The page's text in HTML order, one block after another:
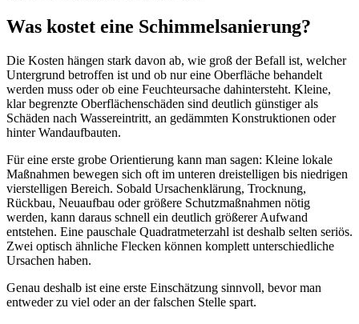
Was kostet eine Schimmelsanierung?
Die Kosten hängen stark davon ab, wie groß der Befall ist, welcher
Untergrund betroffen ist und ob nur eine Oberfläche behandelt
werden muss oder ob eine Feuchteursache dahintersteht. Kleine,
klar begrenzte Oberflächenschäden sind deutlich günstiger als
Schäden nach Wassereintritt, an gedämmten Konstruktionen oder
hinter Wandaufbauten.
Für eine erste grobe Orientierung kann man sagen: Kleine lokale
Maßnahmen bewegen sich oft im unteren dreistelligen bis niedrigen
vierstelligen Bereich. Sobald Ursachenklärung, Trocknung,
Rückbau, Neuaufbau oder größere Schutzmaßnahmen nötig
werden, kann daraus schnell ein deutlich größerer Aufwand
entstehen. Eine pauschale Quadratmeterzahl ist deshalb selten seriös.
Zwei optisch ähnliche Flecken können komplett unterschiedliche
Ursachen haben.
Genau deshalb ist eine erste Einschätzung sinnvoll, bevor man
entweder zu viel oder an der falschen Stelle spart.